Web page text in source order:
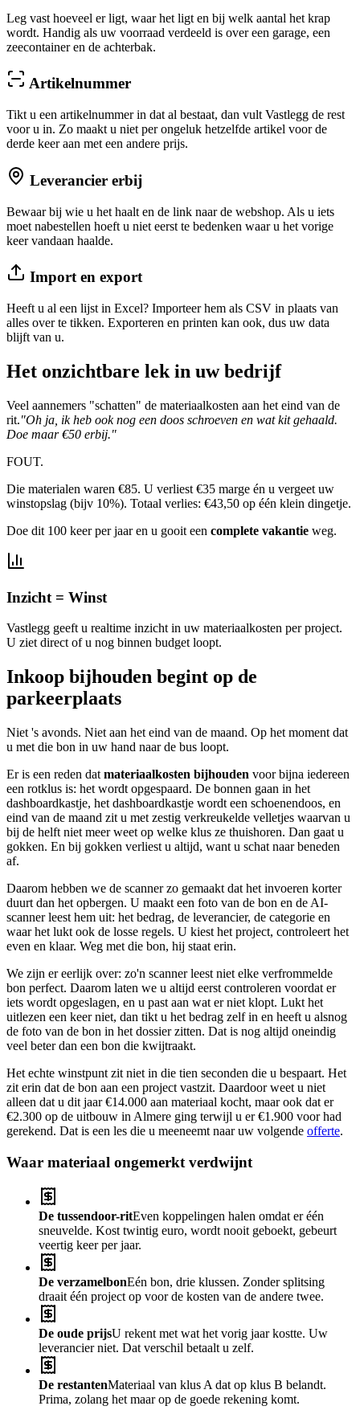
Leg vast hoeveel er ligt, waar het ligt en bij welk aantal het krap
wordt. Handig als uw voorraad verdeeld is over een garage, een
zeecontainer en de achterbak.
Artikelnummer
Tikt u een artikelnummer in dat al bestaat, dan vult Vastlegg de rest
voor u in. Zo maakt u niet per ongeluk hetzelfde artikel voor de
derde keer aan met een andere prijs.
Leverancier erbij
Bewaar bij wie u het haalt en de link naar de webshop. Als u iets
moet nabestellen hoeft u niet eerst te bedenken waar u het vorige
keer vandaan haalde.
Import en export
Heeft u al een lijst in Excel? Importeer hem als CSV in plaats van
alles over te tikken. Exporteren en printen kan ook, dus uw data
blijft van u.
Het onzichtbare lek in uw bedrijf
Veel aannemers "schatten" de materiaalkosten aan het eind van de
rit."Oh ja, ik heb ook nog een doos schroeven en wat kit gehaald.
Doe maar €50 erbij."
FOUT.
Die materialen waren €85. U verliest €35 marge én u vergeet uw
winstopslag (bijv 10%). Totaal verlies: €43,50 op één klein dingetje.
Doe dit 100 keer per jaar en u gooit een complete vakantie weg.
Inzicht = Winst
Vastlegg geeft u realtime inzicht in uw materiaalkosten per project.
U ziet direct of u nog binnen budget loopt.
Inkoop bijhouden begint op de
parkeerplaats
Niet 's avonds. Niet aan het eind van de maand. Op het moment dat
u met die bon in uw hand naar de bus loopt.
Er is een reden dat materiaalkosten bijhouden voor bijna iedereen
een rotklus is: het wordt opgespaard. De bonnen gaan in het
dashboardkastje, het dashboardkastje wordt een schoenendoos, en
eind van de maand zit u met zestig verkreukelde velletjes waarvan u
bij de helft niet meer weet op welke klus ze thuishoren. Dan gaat u
gokken. En bij gokken verliest u altijd, want u schat naar beneden
af.
Daarom hebben we de scanner zo gemaakt dat het invoeren korter
duurt dan het opbergen. U maakt een foto van de bon en de AI-
scanner leest hem uit: het bedrag, de leverancier, de categorie en
waar het lukt ook de losse regels. U kiest het project, controleert het
even en klaar. Weg met die bon, hij staat erin.
We zijn er eerlijk over: zo'n scanner leest niet elke verfrommelde
bon perfect. Daarom laten we u altijd eerst controleren voordat er
iets wordt opgeslagen, en u past aan wat er niet klopt. Lukt het
uitlezen een keer niet, dan tikt u het bedrag zelf in en heeft u alsnog
de foto van de bon in het dossier zitten. Dat is nog altijd oneindig
veel beter dan een bon die kwijtraakt.
Het echte winstpunt zit niet in die tien seconden die u bespaart. Het
zit erin dat de bon aan een project vastzit. Daardoor weet u niet
alleen dat u dit jaar €14.000 aan materiaal kocht, maar ook dat er
€2.300 op de uitbouw in Almere ging terwijl u er €1.900 voor had
gerekend. Dat is een les die u meeneemt naar uw volgende offerte.
Waar materiaal ongemerkt verdwijnt
De tussendoor-ritEven koppelingen halen omdat er één
sneuvelde. Kost twintig euro, wordt nooit geboekt, gebeurt
veertig keer per jaar.
De verzamelbonEén bon, drie klussen. Zonder splitsing
draait één project op voor de kosten van de andere twee.
De oude prijsU rekent met wat het vorig jaar kostte. Uw
leverancier niet. Dat verschil betaalt u zelf.
De restantenMateriaal van klus A dat op klus B belandt.
Prima, zolang het maar op de goede rekening komt.